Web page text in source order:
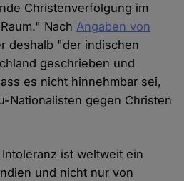
Christenverfolgung im
NachAngaben von
deshalb "der indischen
geschrieben und
es nicht hinnehmbar sei,
Nationalisten gegen Christen
ist weltweit ein
und nicht nur von